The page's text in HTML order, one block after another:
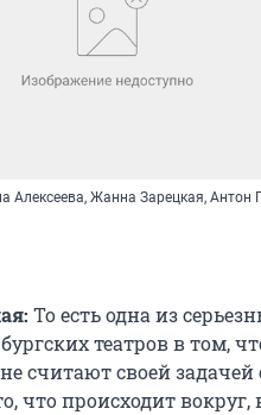
Алексеева, Жанна Зарецкая, Антон
То есть одна из
театров в том,
считают своей
что происходит вокруг,